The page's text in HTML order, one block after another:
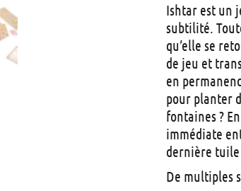
Ishtar est un
subtilité.
qu’elle se
de jeu et
en
pour planter
fontaines ?
immédiate
dernière tuile
De multiples